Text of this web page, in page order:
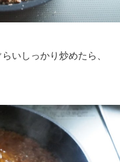
いしっかり炒めたら、